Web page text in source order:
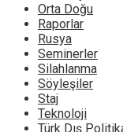
Orta Doğu
Raporlar
Rusya
Seminerler
Silahlanma
Söyleşiler
Staj
Teknoloji
Türk Dış